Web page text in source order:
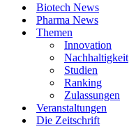
Biotech News
Pharma News
Themen
Innovation
Nachhaltigkeit
Studien
Ranking
Zulassungen
Veranstaltungen
Die Zeitschrift